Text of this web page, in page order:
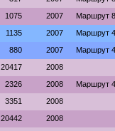
1075 2007 Маршрут
1135 2007 Маршрут
880 2007 Маршрут
20417 2008
2326 2008 Маршрут
3351 2008
20442 2008